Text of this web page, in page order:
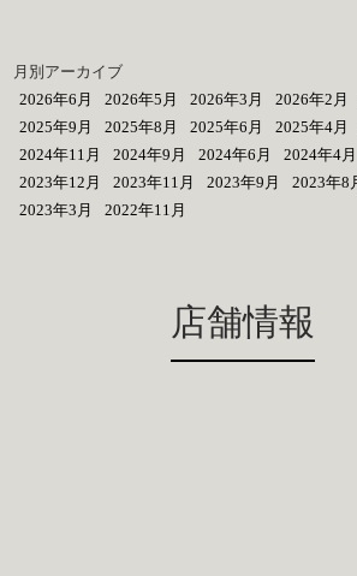
月別アーカイブ
2026年6月
2026年5月 2026年3月 2026年2月
2025年9月
2025年8月 2025年6月 2025年4月
2024年11月
2024年9月 2024年6月 2024年4月
2023年12月
2023年11月 2023年9月 2023年8
2023年3月
2022年11月
店舗情報